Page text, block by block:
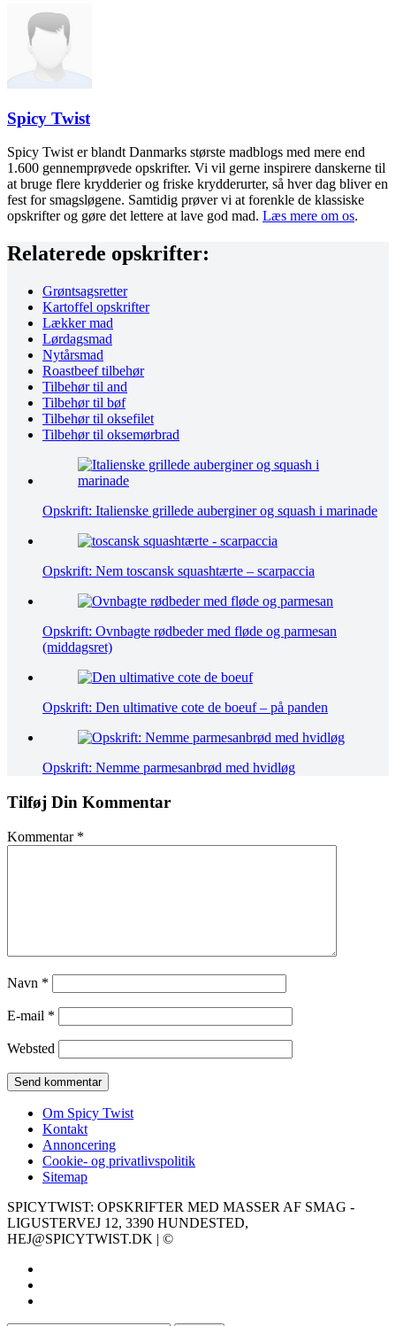
Spicy Twist
Spicy Twist er blandt Danmarks største madblogs med mere end
1.600 gennemprøvede opskrifter. Vi vil gerne inspirere danskerne til
at bruge flere krydderier og friske krydderurter, så hver dag bliver en
fest for smagsløgene. Samtidig prøver vi at forenkle de klassiske
opskrifter og gøre det lettere at lave god mad. Læs mere om os.
Relaterede opskrifter:
Grøntsagsretter
Kartoffel opskrifter
Lækker mad
Lørdagsmad
Nytårsmad
Roastbeef tilbehør
Tilbehør til and
Tilbehør til bøf
Tilbehør til oksefilet
Tilbehør til oksemørbrad
Opskrift: Italienske grillede auberginer og squash i marinade
Opskrift: Nem toscansk squashtærte – scarpaccia
Opskrift: Ovnbagte rødbeder med fløde og parmesan
(middagsret)
Opskrift: Den ultimative cote de boeuf – på panden
Opskrift: Nemme parmesanbrød med hvidløg
Tilføj Din Kommentar
Kommentar *
Navn *
E-mail *
Websted
Om Spicy Twist
Kontakt
Annoncering
Cookie- og privatlivspolitik
Sitemap
SPICYTWIST: OPSKRIFTER MED MASSER AF SMAG -
LIGUSTERVEJ 12, 3390 HUNDESTED,
HEJ@SPICYTWIST.DK | ©